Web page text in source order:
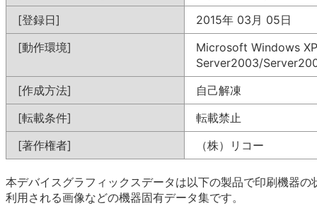
[登録日]
2015年 03月 05日
[動作環境]
Microsoft Windows
Server2003/
[作成方法]
自己解凍
[転載条件]
転載禁止
[著作権者]
（株）リコー
本デバイスグラフィックスデータは以下の製品で印刷機器の
利用される画像などの機器固有データ集です。